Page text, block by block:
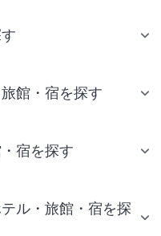
館・宿を探す
宿を探す
ル・旅館・宿を探